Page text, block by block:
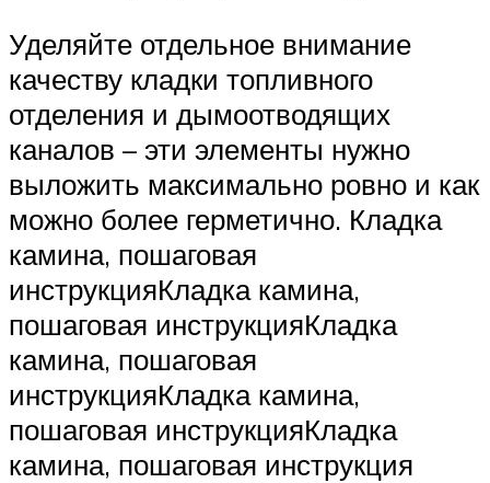
Уделяйте отдельное внимание
качеству кладки топливного
отделения и дымоотводящих
каналов – эти элементы нужно
выложить максимально ровно и как
можно более герметично. Кладка
камина, пошаговая
инструкцияКладка камина,
пошаговая инструкцияКладка
камина, пошаговая
инструкцияКладка камина,
пошаговая инструкцияКладка
камина, пошаговая инструкция